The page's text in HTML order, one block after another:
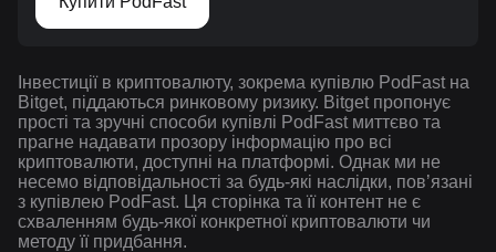
Інвестиції в криптовалюту, зокрема купівлю PodFast на
Bitget, піддаються ринковому ризику. Bitget пропонує
прості та зручні способи купівлі PodFast миттєво та
прагне надавати прозору інформацію про всі
криптовалюти, доступні на платформі. Однак ми не
несемо відповідальності за будь-які наслідки, повʼязані
з купівлею PodFast. Ця сторінка та її контент не є
схваленням будь-якої конкретної криптовалюти чи
методу її придбання.